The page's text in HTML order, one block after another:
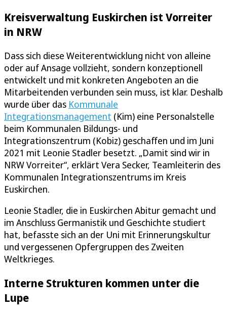
Kreisverwaltung Euskirchen ist Vorreiter
in NRW
Dass sich diese Weiterentwicklung nicht von alleine
oder auf Ansage vollzieht, sondern konzeptionell
entwickelt und mit konkreten Angeboten an die
Mitarbeitenden verbunden sein muss, ist klar. Deshalb
wurde über das Kommunale
Integrationsmanagement (Kim) eine Personalstelle
beim Kommunalen Bildungs- und
Integrationszentrum (Kobiz) geschaffen und im Juni
2021 mit Leonie Stadler besetzt. „Damit sind wir in
NRW Vorreiter“, erklärt Vera Secker, Teamleiterin des
Kommunalen Integrationszentrums im Kreis
Euskirchen.
Leonie Stadler, die in Euskirchen Abitur gemacht und
im Anschluss Germanistik und Geschichte studiert
hat, befasste sich an der Uni mit Erinnerungskultur
und vergessenen Opfergruppen des Zweiten
Weltkrieges.
Interne Strukturen kommen unter die
Lupe